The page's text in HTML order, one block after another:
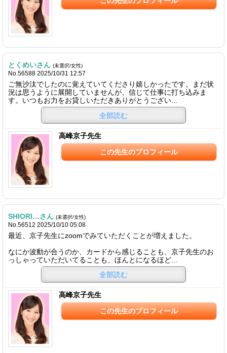
とくめいさん (未選択/女性)
No.56588 2025/10/31 12:57
ご無沙汰でしたのに覚えていてくださり嬉しかったです。まだ状
況は思うように展開していませんが、信じて仕事に打ち込みま
す。いつもお力をお貸しいただきありがとうござい...
全部読む
高峰京子先生
この先生のプロフィール
SHIORI…さん (未選択/女性)
No.56512 2025/10/10 05:08
最近、京子先生にzoomでみていただくことが増えました。
なにか波動が合うのか、カードから感じることも、京子先生のお
っしゃっていただいてることも、ほんとになるほど...
全部読む
高峰京子先生
この先生のプロフィール